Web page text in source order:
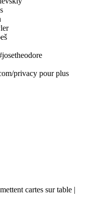
privacy pour plus
cartes sur table |